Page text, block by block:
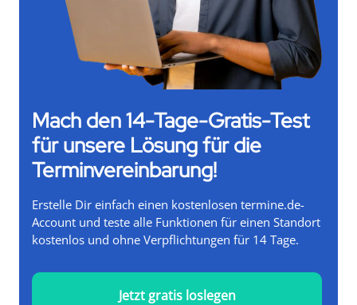
Mach den 14-Tage-Gratis-Test
für unsere Lösung für die
Terminvereinbarung!
Erstelle Dir einfach einen kostenlosen termine.de-
Account und teste alle Funktionen für einen Standort
kostenlos und ohne Verpflichtungen für 14 Tage.
Jetzt gratis loslegen